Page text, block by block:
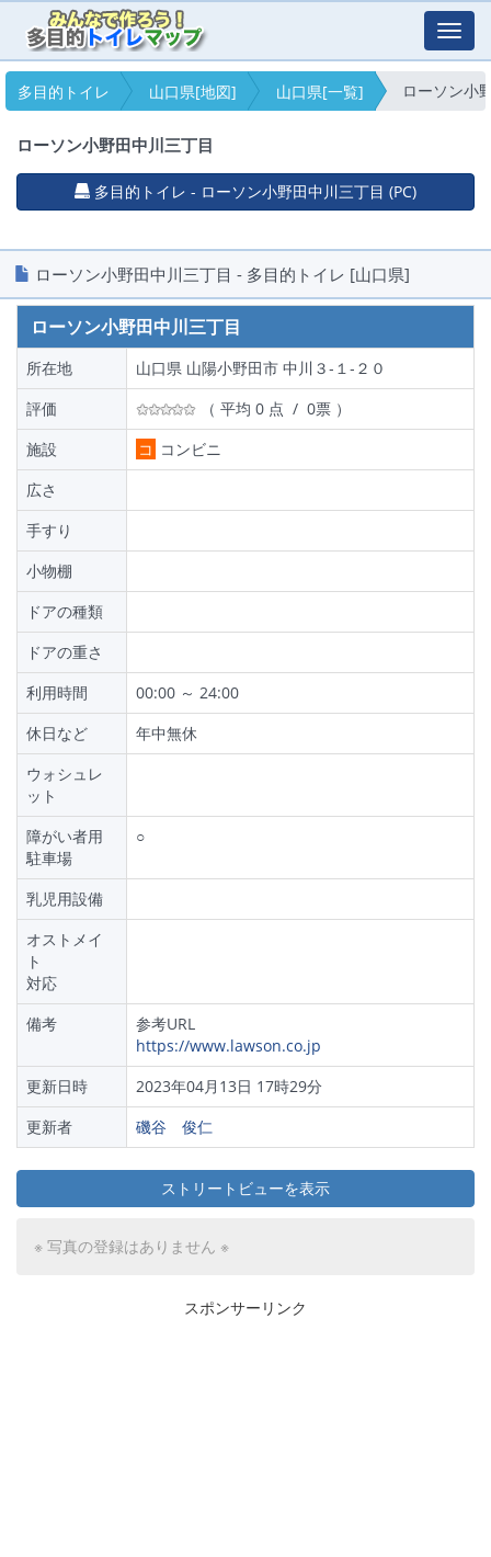
多目的トイレ
山口県[地図] 山口県[一覧] ローソン小
ローソン小野田中川三丁目
多目的トイレ - ローソン小野田中川三丁目 (PC)
ローソン小野田中川三丁目 - 多目的トイレ [山口県]
ローソン小野田中川三丁目
所在地
山口県 山陽小野田市 中川３‐１‐２０
評価
（ 平均 0 点 / 0票 ）
施設
コ コンビニ
広さ
手すり
小物棚
ドアの種類
ドアの重さ
利用時間
00:00 ～ 24:00
休日など
年中無休
ウォシュレ
ット
障がい者用
駐車場
○
乳児用設備
オストメイ
ト
対応
備考
参考URL
https://www.lawson.co.jp
更新日時
2023年04月13日 17時29分
更新者
磯谷 俊仁
ストリートビューを表示
※ 写真の登録はありません ※
スポンサーリンク